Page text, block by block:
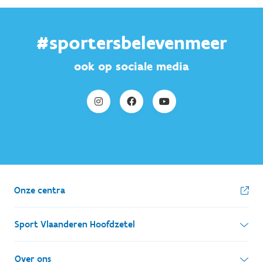
#sportersbelevenmeer
ook op sociale media
Onze centra
Sport Vlaanderen Hoofdzetel
Simon Bolivarlaan 17
Over ons